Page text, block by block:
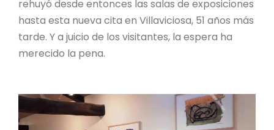
rehuyó desde entonces las salas de exposiciones
hasta esta nueva cita en Villaviciosa, 51 años más
tarde. Y a juicio de los visitantes, la espera ha
merecido la pena.